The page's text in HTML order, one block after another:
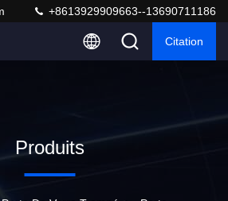
+8613929909663--13690711186
Citation
Produits